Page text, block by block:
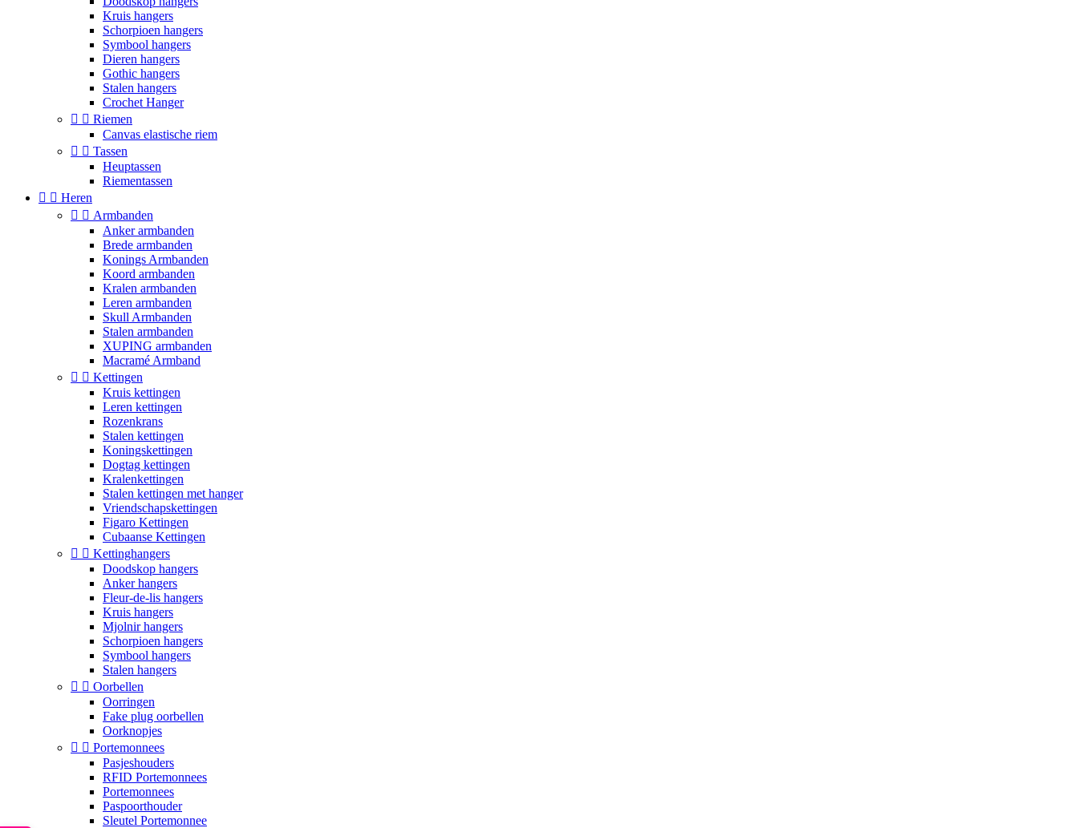
Kruis hangers
Schorpioen hangers
Symbool hangers
Dieren hangers
Gothic hangers
Stalen hangers
Crochet Hanger
  Riemen
Canvas elastische riem
  Tassen
Heuptassen
Riementassen
  Heren
  Armbanden
Anker armbanden
Brede armbanden
Konings Armbanden
Koord armbanden
Kralen armbanden
Leren armbanden
Skull Armbanden
Stalen armbanden
XUPING armbanden
Macramé Armband
  Kettingen
Kruis kettingen
Leren kettingen
Rozenkrans
Stalen kettingen
Koningskettingen
Dogtag kettingen
Kralenkettingen
Stalen kettingen met hanger
Vriendschapskettingen
Figaro Kettingen
Cubaanse Kettingen
  Kettinghangers
Doodskop hangers
Anker hangers
Fleur-de-lis hangers
Kruis hangers
Mjolnir hangers
Schorpioen hangers
Symbool hangers
Stalen hangers
  Oorbellen
Oorringen
Fake plug oorbellen
Oorknopjes
  Portemonnees
Pasjeshouders
RFID Portemonnees
Portemonnees
Paspoorthouder
Sleutel Portemonnee